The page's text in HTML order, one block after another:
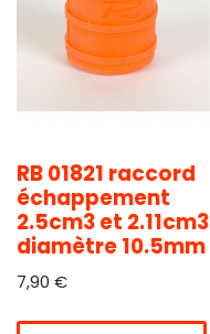
RB 01821 raccord
échappement
2.5cm3 et 2.11cm3
diamètre 10.5mm
7,90 €